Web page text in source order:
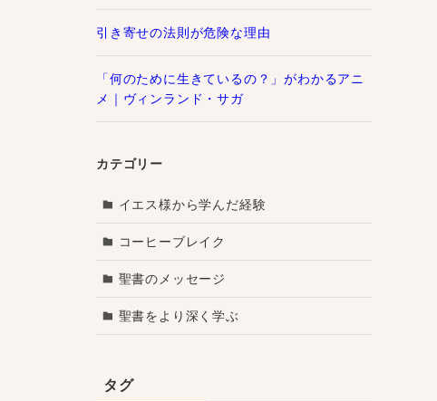
引き寄せの法則が危険な理由
「何のために生きているの？」がわかるアニ
メ｜ヴィンランド・サガ
カテゴリー
イエス様から学んだ経験
コーヒーブレイク
聖書のメッセージ
聖書をより深く学ぶ
タグ